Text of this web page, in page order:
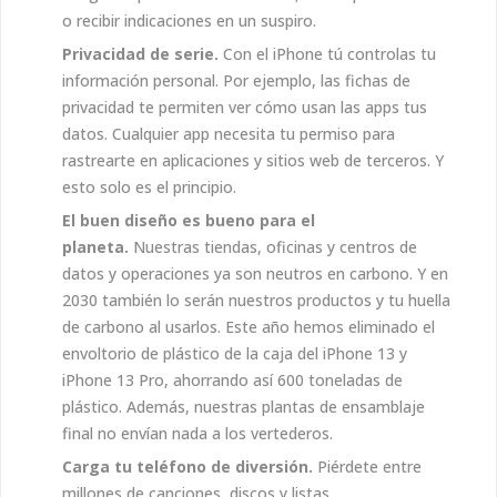
o recibir indicaciones en un suspiro.
Privacidad de serie. Con el iPhone tú controlas tu
información personal. Por ejemplo, las fichas de
privacidad te permiten ver cómo usan las apps tus
datos. Cualquier app necesita tu permiso para
rastrearte en aplicaciones y sitios web de terceros. Y
esto solo es el principio.
El buen diseño es bueno para el
planeta. Nuestras tiendas, oficinas y centros de
datos y operaciones ya son neutros en carbono. Y en
2030 también lo serán nuestros productos y tu huella
de carbono al usarlos. Este año hemos eliminado el
envoltorio de plástico de la caja del iPhone 13 y
iPhone 13 Pro, ahorrando así 600 toneladas de
plástico. Además, nuestras plantas de ensamblaje
final no envían nada a los vertederos.
Carga tu teléfono de diversión. Piérdete entre